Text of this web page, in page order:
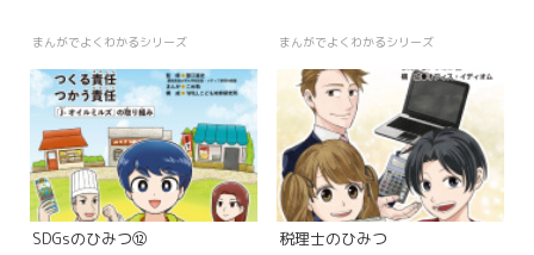
まんがでよくわかるシリーズ まんがでよくわかるシリーズ
SDGsのひみつ⑫ 税理士のひみつ